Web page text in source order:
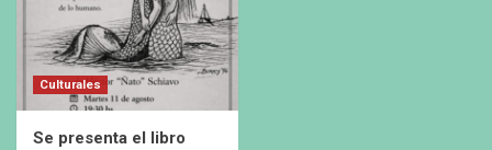
Culturales
Se presenta el libro